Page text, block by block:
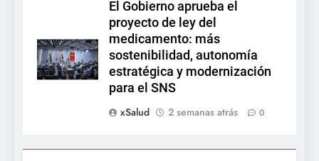
El Gobierno aprueba el
proyecto de ley del
medicamento: más
sostenibilidad, autonomía
estratégica y modernización
para el SNS
xSalud
2 semanas atrás 0